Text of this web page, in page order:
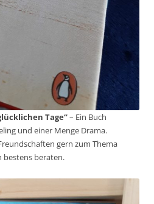
Tage“– Ein Buch
und einer Menge Drama.
gern zum Thema
bestens beraten.